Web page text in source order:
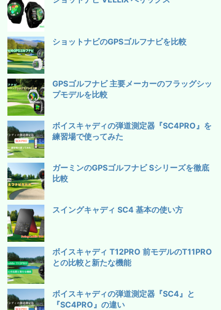
ショットナビのGPSゴルフナビを比較
GPSゴルフナビ 主要メーカーのフラッグシッ
プモデルを比較
ボイスキャディの弾道測定器『SC4PRO』を
練習場で使ってみた
ガーミンのGPSゴルフナビ Sシリーズを徹底
比較
スイングキャディ SC4 基本の使い方
ボイスキャディ T12PRO 前モデルのT11PRO
との比較と新たな機能
ボイスキャディの弾道測定器『SC4』と
『SC4PRO』の違い